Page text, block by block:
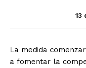
13
La medida
a fomentar la